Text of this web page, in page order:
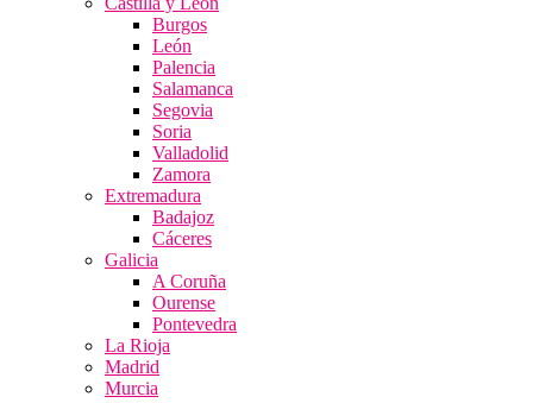
Burgos
León
Palencia
Salamanca
Segovia
Soria
Valladolid
Zamora
Extremadura
Badajoz
Cáceres
Galicia
A Coruña
Ourense
Pontevedra
La Rioja
Madrid
Murcia